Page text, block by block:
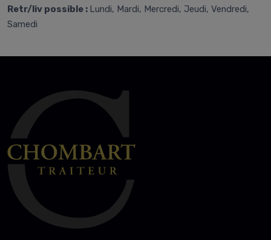
Retr/liv possible : Lundi, Mardi, Mercredi, Jeudi, Vendredi,
Samedi